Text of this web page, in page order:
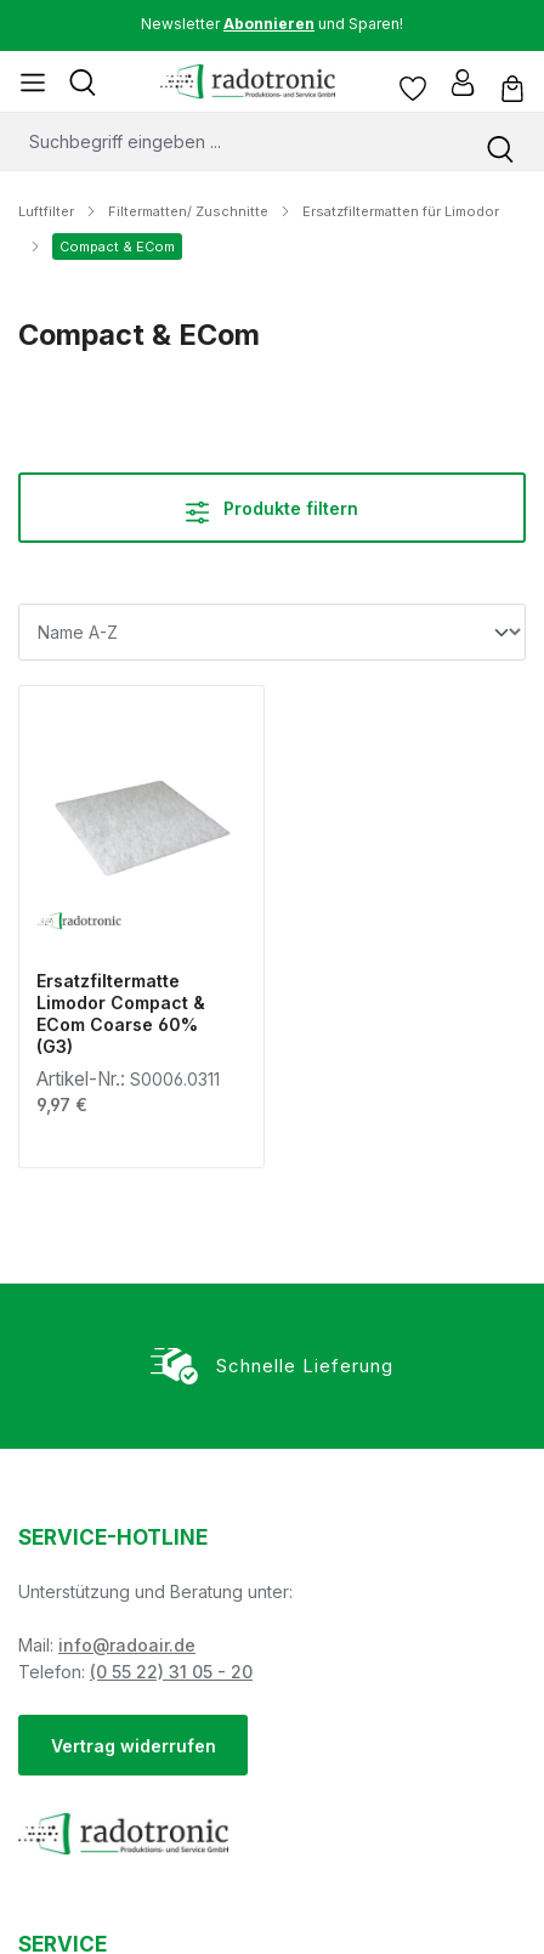
NewsletterAbonnieren und Sparen!
Luftfilter Filtermatten/ Zuschnitte Ersatzfiltermatten für Limodor
Compact & ECom
Compact & ECom
Produkte filtern
Ersatzfiltermatte
Limodor Compact &
ECom Coarse 60%
(G3)
Artikel-Nr.: S0006.0311
Regulärer Preis:
9,97 €
Schnelle Lieferung
SERVICE-HOTLINE
Unterstützung und Beratung unter:
Mail: info@radoair.de
Telefon: (0 55 22) 31 05 - 20
Vertrag widerrufen
SERVICE